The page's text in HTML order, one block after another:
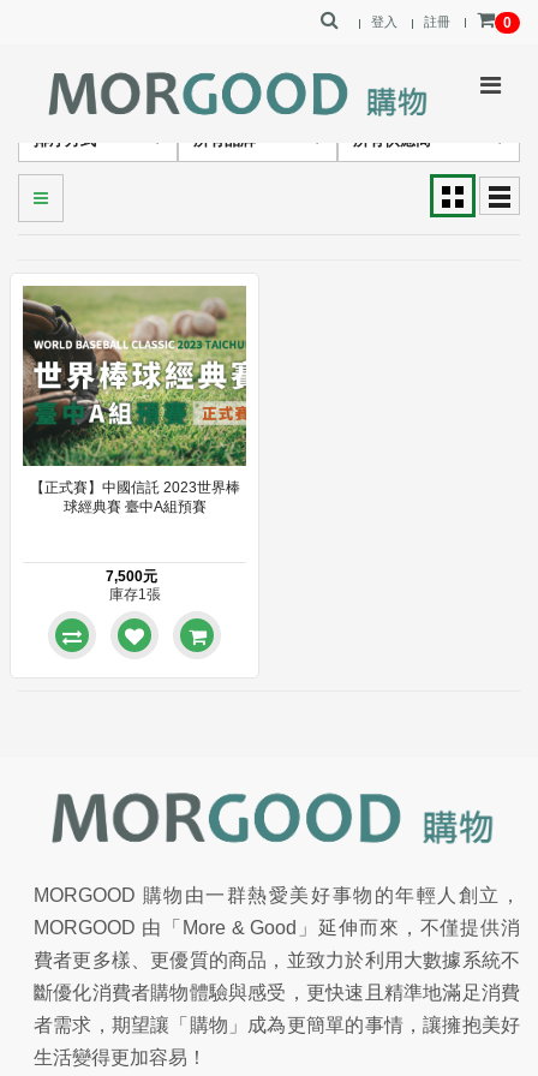
登入 註冊 0
排序方式 所有品牌 所有供應商
【正式賽】中國信託 2023世界棒
球經典賽 臺中A組預賽
7,500元
庫存1張
MORGOOD 購物由一群熱愛美好事物的年輕人創立，
MORGOOD 由「More & Good」延伸而來，不僅提供消
費者更多樣、更優質的商品，並致力於利用大數據系統不
斷優化消費者購物體驗與感受，更快速且精準地滿足消費
者需求，期望讓「購物」成為更簡單的事情，讓擁抱美好
生活變得更加容易！